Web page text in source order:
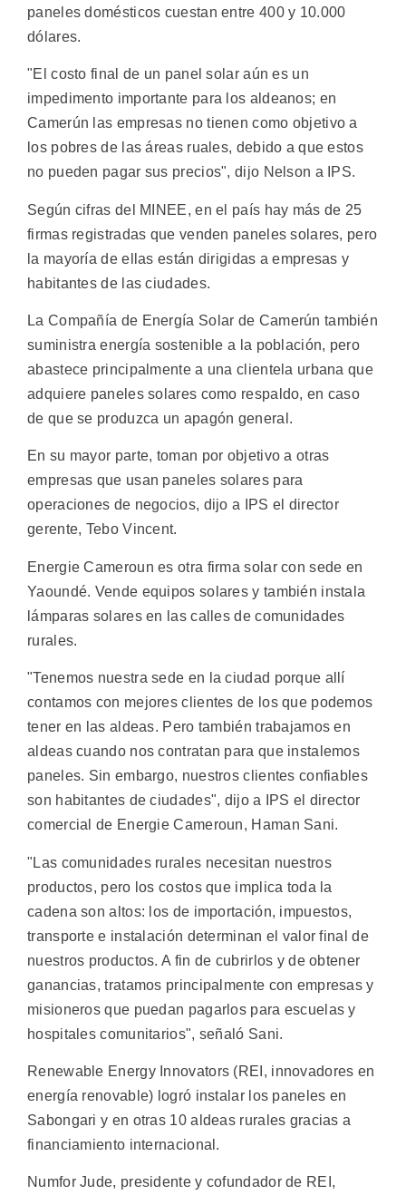
paneles domésticos cuestan entre 400 y 10.000
dólares.
"El costo final de un panel solar aún es un
impedimento importante para los aldeanos; en
Camerún las empresas no tienen como objetivo a
los pobres de las áreas ruales, debido a que estos
no pueden pagar sus precios", dijo Nelson a IPS.
Según cifras del MINEE, en el país hay más de 25
firmas registradas que venden paneles solares, pero
la mayoría de ellas están dirigidas a empresas y
habitantes de las ciudades.
La Compañía de Energía Solar de Camerún también
suministra energía sostenible a la población, pero
abastece principalmente a una clientela urbana que
adquiere paneles solares como respaldo, en caso
de que se produzca un apagón general.
En su mayor parte, toman por objetivo a otras
empresas que usan paneles solares para
operaciones de negocios, dijo a IPS el director
gerente, Tebo Vincent.
Energie Cameroun es otra firma solar con sede en
Yaoundé. Vende equipos solares y también instala
lámparas solares en las calles de comunidades
rurales.
"Tenemos nuestra sede en la ciudad porque allí
contamos con mejores clientes de los que podemos
tener en las aldeas. Pero también trabajamos en
aldeas cuando nos contratan para que instalemos
paneles. Sin embargo, nuestros clientes confiables
son habitantes de ciudades", dijo a IPS el director
comercial de Energie Cameroun, Haman Sani.
"Las comunidades rurales necesitan nuestros
productos, pero los costos que implica toda la
cadena son altos: los de importación, impuestos,
transporte e instalación determinan el valor final de
nuestros productos. A fin de cubrirlos y de obtener
ganancias, tratamos principalmente con empresas y
misioneros que puedan pagarlos para escuelas y
hospitales comunitarios", señaló Sani.
Renewable Energy Innovators (REI, innovadores en
energía renovable) logró instalar los paneles en
Sabongari y en otras 10 aldeas rurales gracias a
financiamiento internacional.
Numfor Jude, presidente y cofundador de REI,